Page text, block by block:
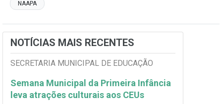
NAAPA
NOTÍCIAS MAIS RECENTES
SECRETARIA MUNICIPAL DE EDUCAÇÃO
Semana Municipal da Primeira Infância
leva atrações culturais aos CEUs